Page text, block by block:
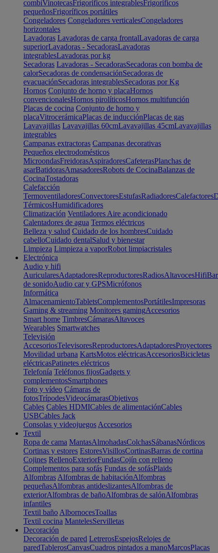
combiVinotecasFrigoríficos integrablesFrigoríficos
pequeñosFrigoríficos portátiles
Congeladores Congeladores verticalesCongeladores
horizontales
Lavadoras Lavadoras de carga frontalLavadoras de carga
superiorLavadoras - SecadorasLavadoras
integrablesLavadoras por kg
Secadoras Lavadoras - SecadorasSecadoras con bomba de
calorSecadoras de condensaciónSecadoras de
evacuaciónSecadoras integrablesSecadoras por Kg
Hornos Conjunto de horno y placaHornos
convencionalesHornos pirolíticosHornos multifunción
Placas de cocina Conjunto de horno y
placaVitrocerámicaPlacas de inducciónPlacas de gas
Lavavajillas Lavavajillas 60cmLavavajillas 45cmLavavajillas
integrables
Campanas extractoras Campanas decorativas
Pequeños electrodomésticos
MicroondasFreidorasAspiradoresCafeterasPlanchas de
asarBatidorasAmasadoresRobots de CocinaBalanzas de
CocinaTostadoras
Calefacción
TermoventiladoresConvectoresEstufasRadiadoresCalefactores
TérmicosHumidificadores
Climatización Ventiladores Aire acondicionado
Calentadores de agua Termos eléctricos
Belleza y salud Cuidado de los hombresCuidado
cabelloCuidado dentalSalud y bienestar
Limpieza Limpieza a vaporRobot limpiacristales
Electrónica
Audio y hifi
AuricularesAdaptadoresReproductoresRadiosAltavocesHifi
de sonidoAudio car y GPSMicrófonos
Informática
AlmacenamientoTabletsComplementosPortátilesImpresoras
Gaming & streaming Monitores gamingAccesorios
Smart home TimbresCámarasAltavoces
Wearables Smartwatches
Televisión
AccesoriosTelevisoresReproductoresAdaptadoresProyectores
Movilidad urbana KartsMotos eléctricasAccesoriosBicicletas
eléctricasPatinetes eléctricos
Telefonía Teléfonos fijosGadgets y
complementosSmartphones
Foto y vídeo Cámaras de
fotosTrípodesVideocámarasObjetivos
Cables Cables HDMICables de alimentaciónCables
USBCables Jack
Consolas y videojuegos Accesorios
Textil
Ropa de cama MantasAlmohadasColchasSábanasNórdicos
Cortinas y estores EstoresVisillosCortinasBarras de cortina
Cojines RellenoExteriorFundasCojín con relleno
Complementos para sofás Fundas de sofásPlaids
Alfombras Alfombras de habitaciónAlfombras
pequeñasAlfombras antideslizantesAlfombras de
exteriorAlfombras de bañoAlfombras de salónAlfombras
infantiles
Textil baño AlbornocesToallas
Textil cocina MantelesServilletas
Decoración
Decoración de pared LetrerosEspejosRelojes de
paredTablerosCanvasCuadros pintados a manoMarcosPlacas